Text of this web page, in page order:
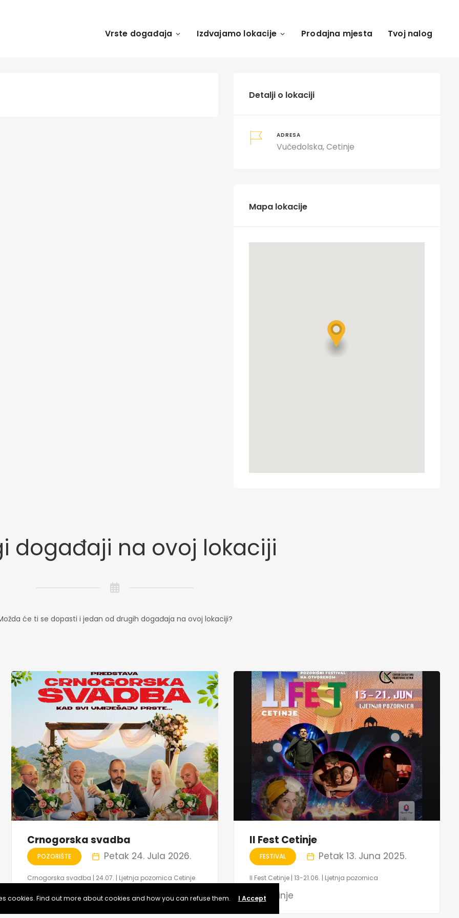
Vrste događaja Izdvajamo lokacije Prodajna mjesta Tvoj nalog
Detalji o lokaciji
ADRESA
Vučedolska, Cetinje
Mapa lokacije
događaji na ovoj lokaciji
će ti se dopasti i jedan od drugih događaja na ovoj lokaciji?
Crnogorska svadba
POZORIŠTE Petak 24. Jula 2026.
Crnogorska svadba | 24.07. | Ljetnja pozornica Cetinje
Cetinje
II Fest Cetinje
FESTIVAL Petak 13. Juna 2025.
II Fest Cetinje | 13-21.06. | Ljetnja pozornica
Cetinje
cookies. Find out more about cookies and how you can refuse them. I Accept